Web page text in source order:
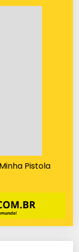
Pistola